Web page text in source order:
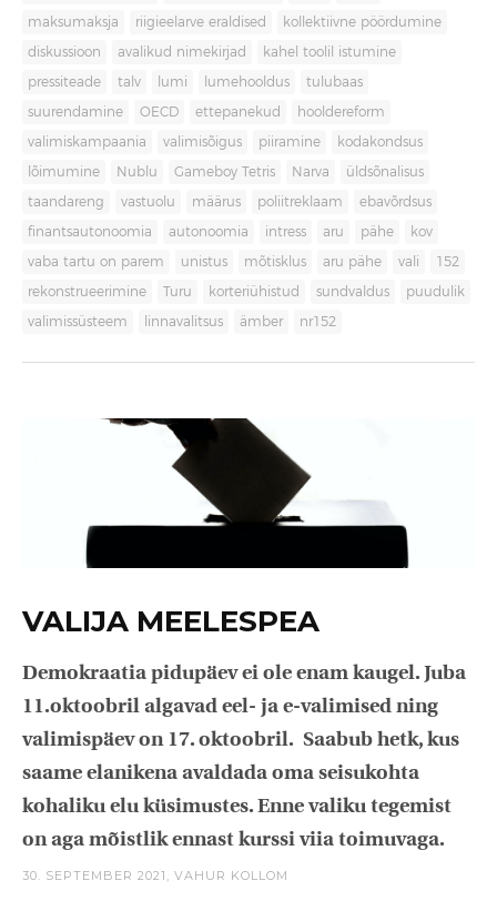
maksumaksja riigieelarve eraldised kollektiivne pöördumine
diskussioon avalikud nimekirjad kahel toolil istumine
pressiteade talv lumi lumehooldus tulubaas
suurendamine OECD ettepanekud hooldereform
valimiskampaania valimisõigus piiramine kodakondsus
lõimumine Nublu Gameboy Tetris Narva üldsõnalisus
taandareng vastuolu määrus poliitreklaam ebavõrdsus
finantsautonoomia autonoomia intress aru pähe kov
vaba tartu on parem unistus mõtisklus aru pähe vali 152
rekonstrueerimine Turu korteriühistud sundvaldus puudulik
valimissüsteem linnavalitsus ämber nr152
VALIJA MEELESPEA
Demokraatia pidupäev ei ole enam kaugel. Juba
11.oktoobril algavad eel- ja e-valimised ning
valimispäev on 17. oktoobril. Saabub hetk, kus
saame elanikena avaldada oma seisukohta
kohaliku elu küsimustes. Enne valiku tegemist
on aga mõistlik ennast kurssi viia toimuvaga.
30. SEPTEMBER 2021, VAHUR KOLLOM